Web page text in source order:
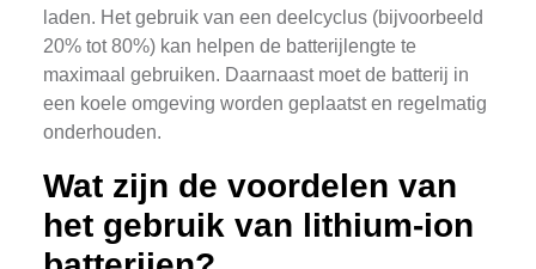
laden. Het gebruik van een deelcyclus (bijvoorbeeld
20% tot 80%) kan helpen de batterijlengte te
maximaal gebruiken. Daarnaast moet de batterij in
een koele omgeving worden geplaatst en regelmatig
onderhouden.
Wat zijn de voordelen van
het gebruik van lithium-ion